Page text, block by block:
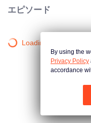
エピソード
Loading…
By using the
Privacy Policy
accordance